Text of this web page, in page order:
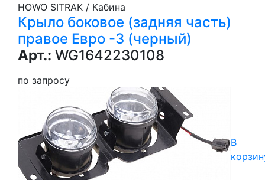
HOWO SITRAK / Кабина
Крыло боковое (задняя часть)
правое Евро -3 (черный)
Арт.: WG1642230108
по запросу
В